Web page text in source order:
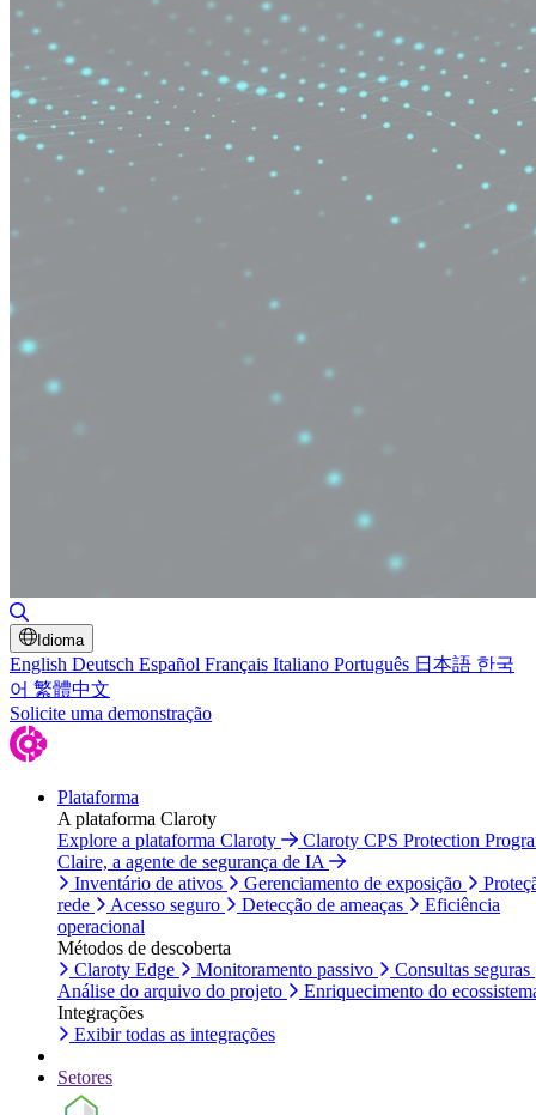
Idioma
English Deutsch Español Français Italiano Português 日本語 한국
어 繁體中文
Solicite uma demonstração
Plataforma
A plataforma Claroty
Explore a plataforma Claroty
Claroty CPS Protection
Claire, a agente de segurança de IA
Inventário de ativos
Gerenciamento de exposição
rede
Acesso seguro Detecção de ameaças
Eficiência
operacional
Métodos de descoberta
Claroty Edge
Monitoramento passivo
Consultas seguras
Análise do arquivo do projeto
Enriquecimento do
Integrações
Exibir todas as integrações
Setores